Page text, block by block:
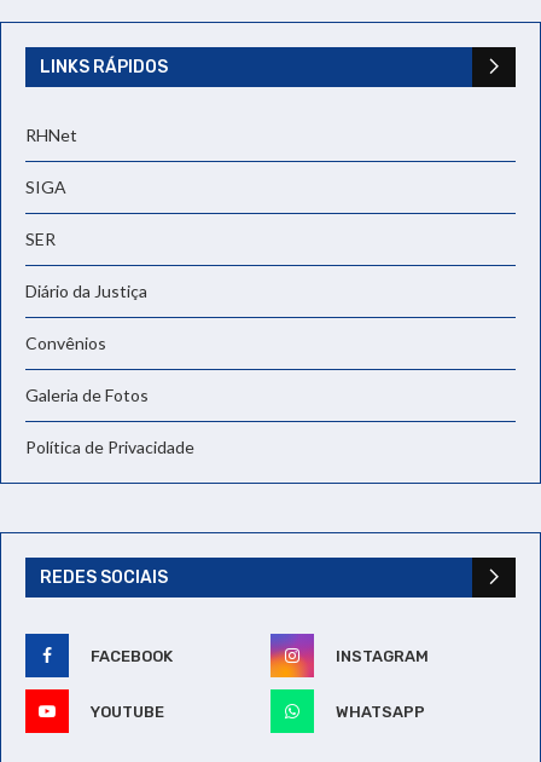
LINKS RÁPIDOS
RHNet
SIGA
SER
Diário da Justiça
Convênios
Galeria de Fotos
Política de Privacidade
REDES SOCIAIS
FACEBOOK INSTAGRAM
YOUTUBE WHATSAPP